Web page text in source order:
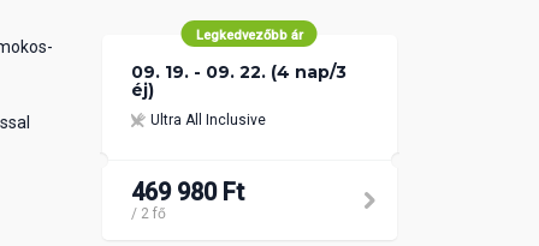
Legkedvezőbb ár
09. 19. - 09. 22. (4 nap/3
éj)
Ultra All Inclusive
469 980 Ft
/ 2 fő